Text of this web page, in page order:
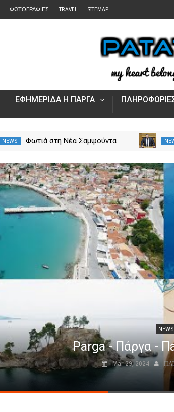
ΦΩΤΟΓΡΑΦΙΕΣ TRAVEL SITEMAP
ΕΦΗΜΕΡΙΔΑ Η ΠΑΡΓΑ
NEWS
Φωτιά στη Νέα Σαμψούντα
δυνάμεις
NEWS
Parga - Πάργα -
Mar 29, 2024